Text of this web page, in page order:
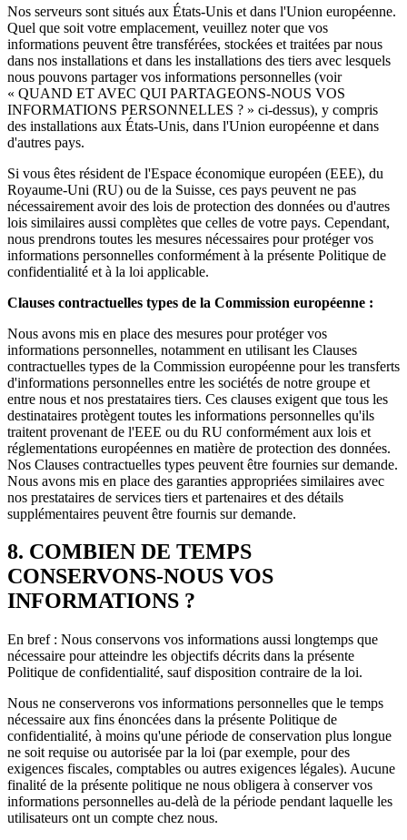
Nos serveurs sont situés aux États-Unis et dans l'Union européenne.
Quel que soit votre emplacement, veuillez noter que vos
informations peuvent être transférées, stockées et traitées par nous
dans nos installations et dans les installations des tiers avec lesquels
nous pouvons partager vos informations personnelles (voir
« QUAND ET AVEC QUI PARTAGEONS-NOUS VOS
INFORMATIONS PERSONNELLES ? » ci-dessus), y compris
des installations aux États-Unis, dans l'Union européenne et dans
d'autres pays.
Si vous êtes résident de l'Espace économique européen (EEE), du
Royaume-Uni (RU) ou de la Suisse, ces pays peuvent ne pas
nécessairement avoir des lois de protection des données ou d'autres
lois similaires aussi complètes que celles de votre pays. Cependant,
nous prendrons toutes les mesures nécessaires pour protéger vos
informations personnelles conformément à la présente Politique de
confidentialité et à la loi applicable.
Clauses contractuelles types de la Commission européenne :
Nous avons mis en place des mesures pour protéger vos
informations personnelles, notamment en utilisant les Clauses
contractuelles types de la Commission européenne pour les transferts
d'informations personnelles entre les sociétés de notre groupe et
entre nous et nos prestataires tiers. Ces clauses exigent que tous les
destinataires protègent toutes les informations personnelles qu'ils
traitent provenant de l'EEE ou du RU conformément aux lois et
réglementations européennes en matière de protection des données.
Nos Clauses contractuelles types peuvent être fournies sur demande.
Nous avons mis en place des garanties appropriées similaires avec
nos prestataires de services tiers et partenaires et des détails
supplémentaires peuvent être fournis sur demande.
8. COMBIEN DE TEMPS
CONSERVONS-NOUS VOS
INFORMATIONS ?
En bref : Nous conservons vos informations aussi longtemps que
nécessaire pour atteindre les objectifs décrits dans la présente
Politique de confidentialité, sauf disposition contraire de la loi.
Nous ne conserverons vos informations personnelles que le temps
nécessaire aux fins énoncées dans la présente Politique de
confidentialité, à moins qu'une période de conservation plus longue
ne soit requise ou autorisée par la loi (par exemple, pour des
exigences fiscales, comptables ou autres exigences légales). Aucune
finalité de la présente politique ne nous obligera à conserver vos
informations personnelles au-delà de la période pendant laquelle les
utilisateurs ont un compte chez nous.